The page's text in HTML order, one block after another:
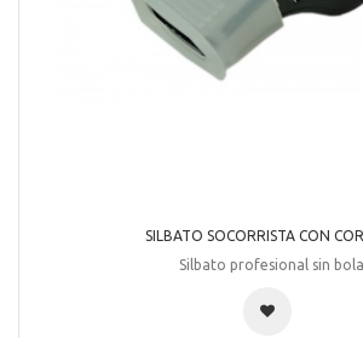
SILBATO SOCORRISTA CON
Silbato profesional sin bola